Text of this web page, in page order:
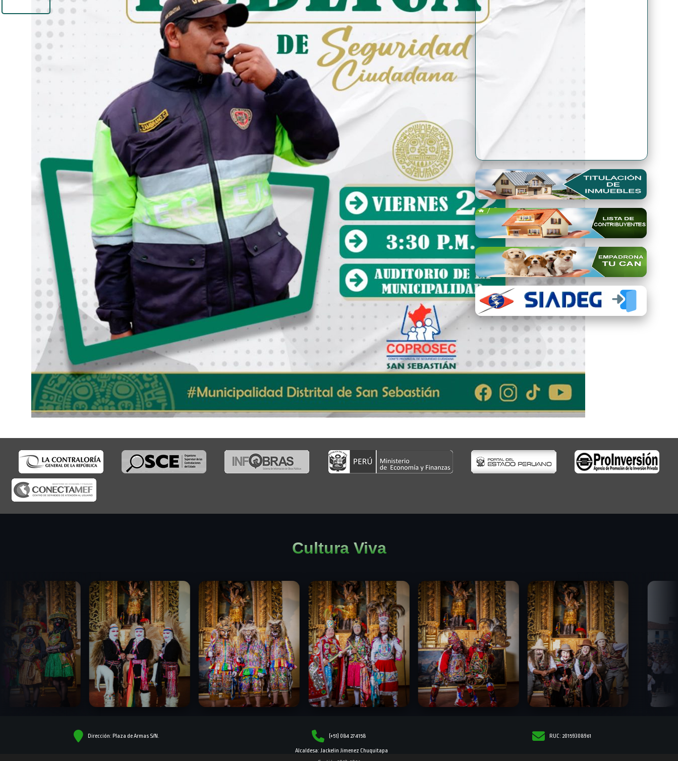
Cultura Viva
Dirección: Plaza de Armas S/N. (+51) 084 274158 RUC: 20159308961
Alcaldesa: Jackelin Jimenez Chuquitapa